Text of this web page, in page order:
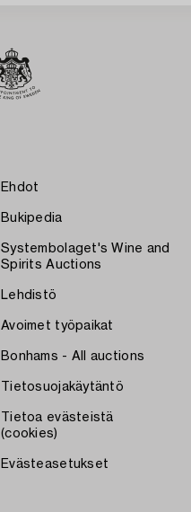
Ehdot
Bukipedia
Systembolaget's Wine and
Spirits Auctions
Lehdistö
Avoimet työpaikat
Bonhams - All auctions
Tietosuojakäytäntö
Tietoa evästeistä
(cookies)
Evästeasetukset